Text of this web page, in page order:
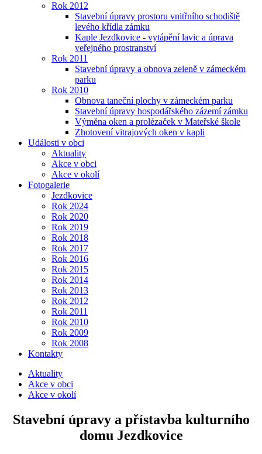
Rok 2012
Stavební úpravy prostoru vnitřního schodiště
levého křídla zámku
Kaple Jezdkovice - vytápění lavic a úprava
veřejného prostranství
Rok 2011
Stavební úpravy a obnova zeleně v zámeckém
parku
Rok 2010
Obnova taneční plochy v zámeckém parku
Stavební úpravy hospodářského zázemí zámku
Výměna oken a prolézaček v Mateřské škole
Zhotovení vitrajových oken v kapli
Události v obci
Aktuality
Akce v obci
Akce v okolí
Fotogalerie
Jezdkovice
Rok 2024
Rok 2020
Rok 2019
Rok 2018
Rok 2017
Rok 2016
Rok 2015
Rok 2014
Rok 2013
Rok 2012
Rok 2011
Rok 2010
Rok 2009
Rok 2008
Kontakty
Aktuality
Akce v obci
Akce v okolí
Stavební úpravy a přístavba kulturního
domu Jezdkovice